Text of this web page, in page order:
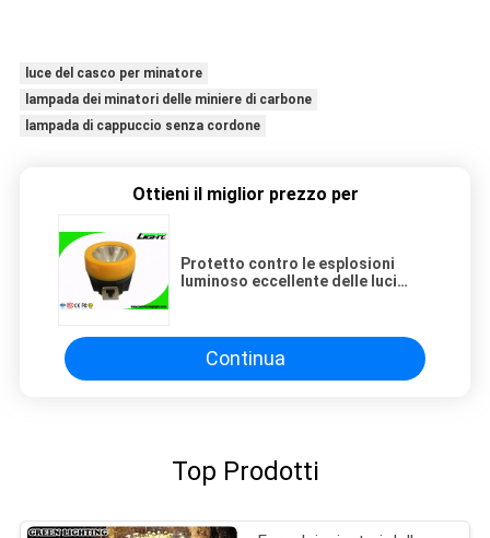
luce del casco per minatore
lampada dei minatori delle miniere di carbone
lampada di cappuccio senza cordone
Ottieni il miglior prezzo per
Protetto contro le esplosioni
luminoso eccellente delle luci
Continua
Top Prodotti